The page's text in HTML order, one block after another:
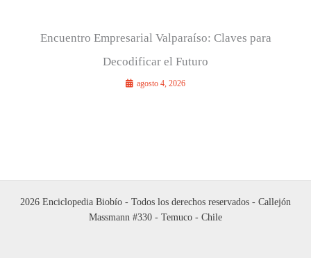
Encuentro Empresarial Valparaíso: Claves para
Decodificar el Futuro
agosto 4, 2026
2026 Enciclopedia Biobío - Todos los derechos reservados - Callejón
Massmann #330 - Temuco - Chile